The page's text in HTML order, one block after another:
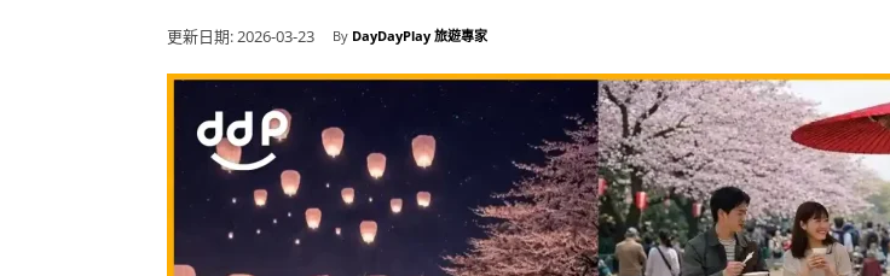
更新日期:2026-03-23 By DayDayPlay 旅遊專家